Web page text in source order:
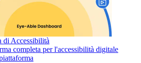
di Accessibilità
completa per l'accessibilità digitale